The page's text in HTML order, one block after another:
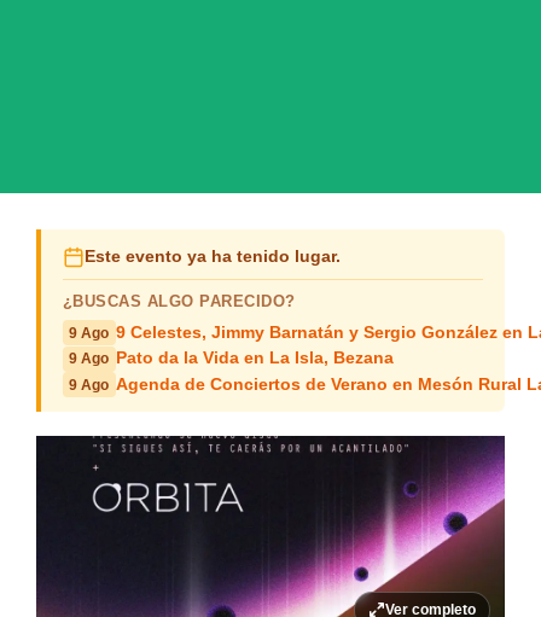
Este evento ya ha tenido lugar.
¿BUSCAS ALGO PARECIDO?
9 Ago 9 Celestes, Jimmy Barnatán y Sergio González en
9 Ago Pato da la Vida en La Isla, Bezana
9 Ago Agenda de Conciertos de Verano en Mesón Rural
Ver completo